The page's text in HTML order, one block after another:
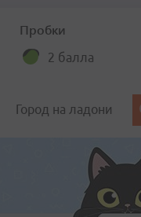
Пробки
2 балла
Город на ладони